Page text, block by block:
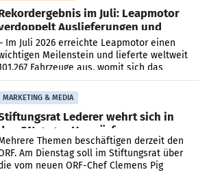
im Juli: Leapmotor
Auslieferungen und
die 100.000er-Marke
Im Juli 2026 erreichte Leapmotor einen
Meilenstein und lieferte weltweit
Fahrzeuge aus, womit sich das
gegenüber Juli 2025 mehr als
(+102
MARKETING & MEDIA
Lederer wehrt sich in
den SN gegen Vorwürfe
Themen beschäftigen derzeit den
Am Dienstag soll im Stiftungsrat über
vom neuen ORF-Chef Clemens Pig